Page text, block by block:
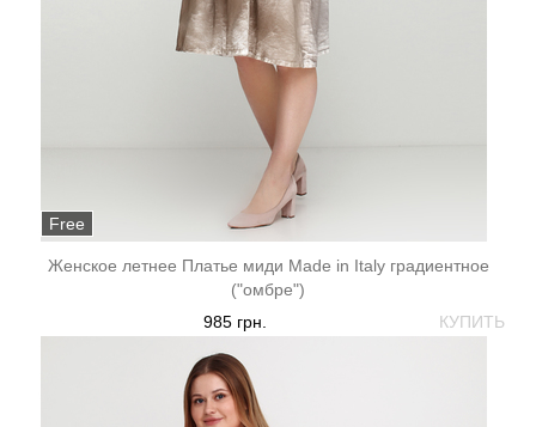
Free
Женское летнее Платье миди Made in Italy градиентное
("омбре")
КУПИТЬ
985 грн.